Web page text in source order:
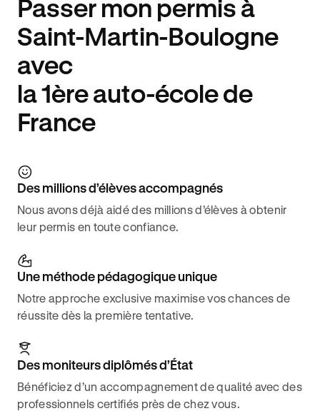
Passer mon permis à
Saint-Martin-Boulogne
avec
la 1ère auto-école de
France
Des millions d’élèves accompagnés
Nous avons déjà aidé des millions d’élèves à obtenir
leur permis en toute confiance.
Une méthode pédagogique unique
Notre approche exclusive maximise vos chances de
réussite dès la première tentative.
Des moniteurs diplômés d’État
Bénéficiez d’un accompagnement de qualité avec des
professionnels certifiés près de chez vous.